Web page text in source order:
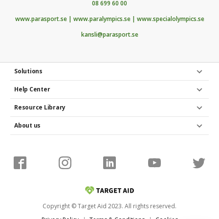
08 699 60 00
www.parasport.se | www.paralympics.se | www.specialolympics.se
kansli@parasport.se
Solutions
Help Center
Resource Library
About us
Copyright © Target Aid 2023. All rights reserved.